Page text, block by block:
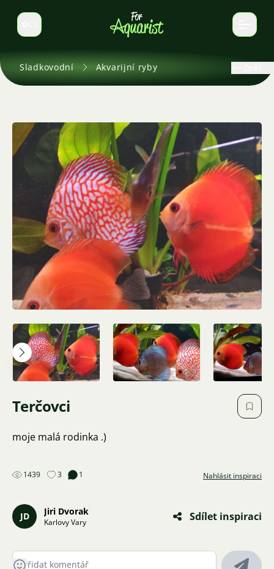
Select language
Sladkovodní Akvarijní ryby
Terčovci
moje malá rodinka .)
1439 3 1 Nahlásit inspiraci
JD Jiri Dvorak
Karlovy Vary Sdílet inspiraci